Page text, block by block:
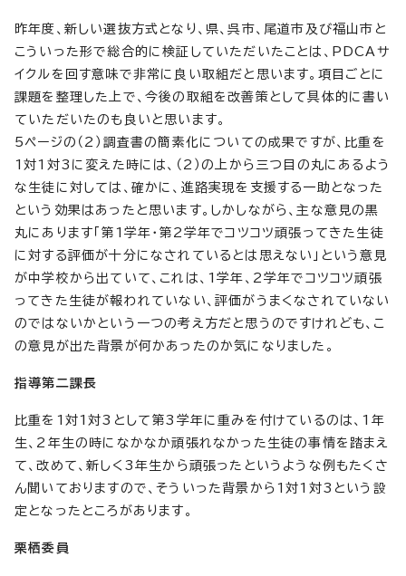
昨年度、新しい選抜方式となり、県、呉市、尾道市及び福山市と
こういった形で総合的に検証していただいたことは、PDCAサ
イクルを回す意味で非常に良い取組だと思います。項目ごとに
課題を整理した上で、今後の取組を改善策として具体的に書い
ていただいたのも良いと思います。
5ページの（2）調査書の簡素化についての成果ですが、比重を
1対1対3に変えた時には、（2）の上から三つ目の丸にあるよう
な生徒に対しては、確かに、進路実現を支援する一助となった
という効果はあったと思います。しかしながら、主な意見の黒
丸にあります「第1学年・第2学年でコツコツ頑張ってきた生徒
に対する評価が十分になされているとは思えない」という意見
が中学校から出ていて、これは、1学年、2学年でコツコツ頑張
ってきた生徒が報われていない、評価がうまくなされていない
のではないかという一つの考え方だと思うのですけれども、こ
の意見が出た背景が何かあったのか気になりました。
指導第二課長
比重を1対1対3として第3学年に重みを付けているのは、1年
生、2年生の時になかなか頑張れなかった生徒の事情を踏まえ
て、改めて、新しく3年生から頑張ったというような例もたくさ
ん聞いておりますので、そういった背景から1対1対3という設
定となったところがあります。
栗栖委員